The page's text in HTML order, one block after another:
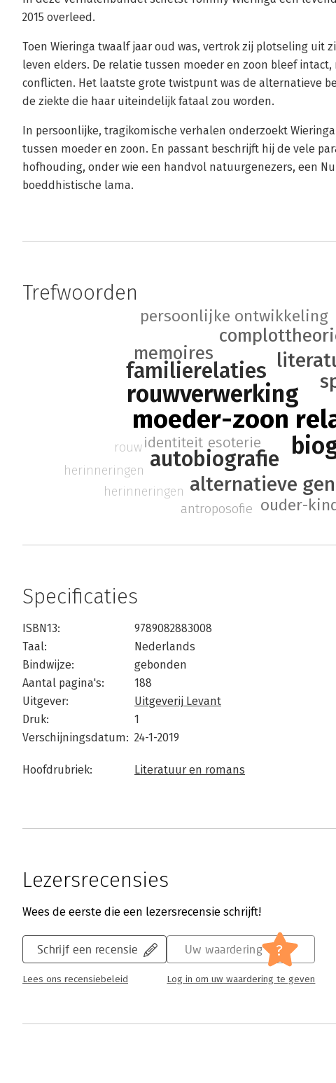
2015 overleed.
Toen Wieringa twaalf jaar oud was, vertrok zij plotseling uit
leven elders. De relatie tussen moeder en zoon bleef
conflicten. Het laatste grote twistpunt was de alternatieve
de ziekte die haar uiteindelijk fataal zou worden.
In persoonlijke, tragikomische verhalen onderzoekt
tussen moeder en zoon. En passant beschrijft hij de vele
hofhouding, onder wie een handvol natuurgenezers, een
boeddhistische lama.
Trefwoorden
moeder-zoon
rouwverwerking
autobiografie
familierelaties
alternatieve
memoires
ouder-
persoonlijke ontwikkeling
esoterie
identiteit
antroposofie
herinneringen
rouw
herinneringen
Specificaties
ISBN13:
9789082883008
Taal:
Nederlands
Bindwijze:
gebonden
Aantal pagina's:
188
Uitgever:
Uitgeverij Levant
Druk:
1
Verschijningsdatum: 24-1-2019
Hoofdrubriek: Literatuur en romans
Lezersrecensies
Wees de eerste die een lezersrecensie schrijft!
Schrijf een recensie
Lees ons recensiebeleid
Uw waardering ?
Log in om uw waardering te geven